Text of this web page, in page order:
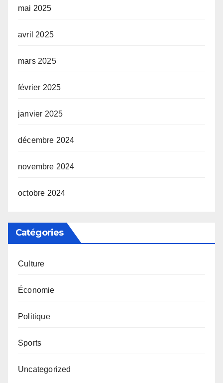
mai 2025
avril 2025
mars 2025
février 2025
janvier 2025
décembre 2024
novembre 2024
octobre 2024
Catégories
Culture
Économie
Politique
Sports
Uncategorized